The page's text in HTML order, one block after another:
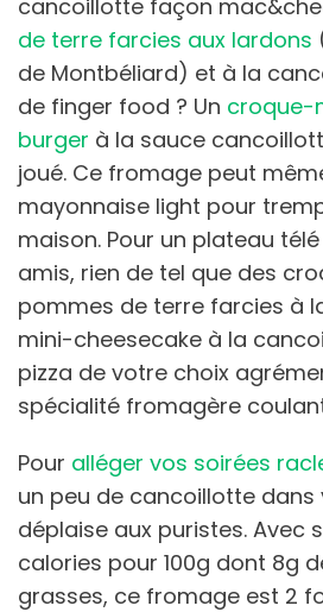
cancoillotte façon
de terre farcies aux lardons
de Montbéliard) et à la
de finger food ? Un croque-
burger à la sauce
joué. Ce fromage peut
mayonnaise light pour
maison. Pour un plateau
amis, rien de tel que des
pommes de terre farcies à
mini-cheesecake à la
pizza de votre choix
spécialité fromagère
Pour alléger vos soirées
un peu de cancoillotte dans
déplaise aux puristes. Avec
calories pour 100g dont 8g
grasses, ce fromage est 2